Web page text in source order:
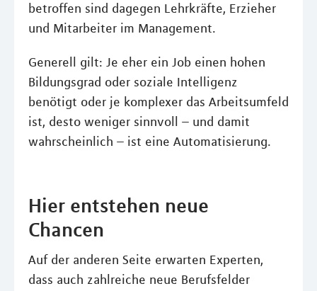
betroffen sind dagegen Lehrkräfte, Erzieher
und Mitarbeiter im Management.
Generell gilt: Je eher ein Job einen hohen
Bildungsgrad oder soziale Intelligenz
benötigt oder je komplexer das Arbeitsumfeld
ist, desto weniger sinnvoll – und damit
wahrscheinlich – ist eine Automatisierung.
Hier entstehen neue
Chancen
Auf der anderen Seite erwarten Experten,
dass auch zahlreiche neue Berufsfelder